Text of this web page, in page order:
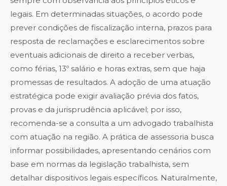
legais. Em determinadas situações, o acordo pode
prever condições de fiscalização interna, prazos para
resposta de reclamações e esclarecimentos sobre
eventuais adicionais de direito a receber verbas,
como férias, 13º salário e horas extras, sem que haja
promessas de resultados. A adoção de uma atuação
estratégica pode exigir avaliação prévia dos fatos,
provas e da jurisprudência aplicável; por isso,
recomenda-se a consulta a um advogado trabalhista
com atuação na região. A prática de assessoria busca
informar possibilidades, apresentando cenários com
base em normas da legislação trabalhista, sem
detalhar dispositivos legais específicos. Naturalmente,